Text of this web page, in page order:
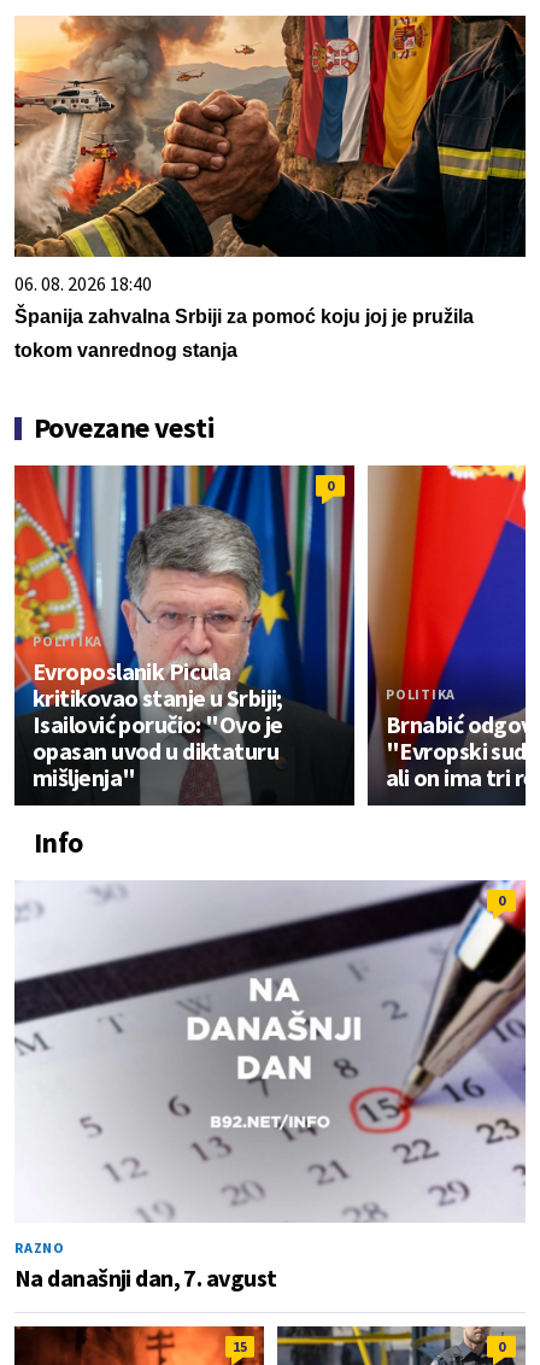
06. 08. 2026 18:40
Španija zahvalna Srbiji za pomoć koju joj je pružila
tokom vanrednog stanja
Povezane vesti
0
POLITIKA
Evroposlanik Picula
kritikovao stanje u Srbiji;
Isailović poručio: "Ovo je
opasan uvod u diktaturu
mišljenja"
POLITIKA
Brnabić
"Evropski sud
ali on ima tri
Info
0
RAZNO
Na današnji dan, 7. avgust
15 0